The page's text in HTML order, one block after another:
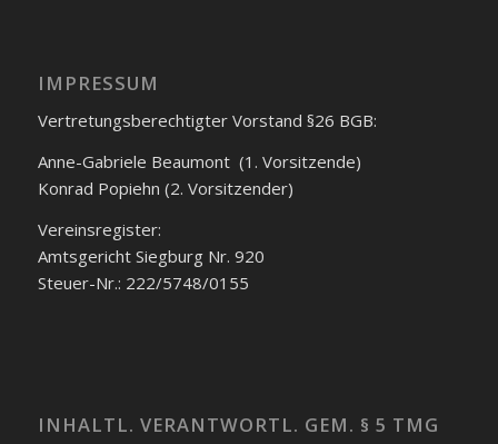
IMPRESSUM
Vertretungsberechtigter Vorstand §26 BGB:
Anne-Gabriele Beaumont (1. Vorsitzende)
Konrad Popiehn (2. Vorsitzender)
Vereinsregister:
Amtsgericht Siegburg Nr. 920
Steuer-Nr.: 222/5748/0155
INHALTL. VERANTWORTL. GEM. § 5 TMG